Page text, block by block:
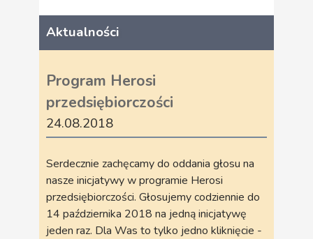
Aktualności
Program Herosi
przedsiębiorczości
24.08.2018
Serdecznie zachęcamy do oddania głosu na
nasze inicjatywy w programie Herosi
przedsiębiorczości. Głosujemy codziennie do
14 października 2018 na jedną inicjatywę
jeden raz. Dla Was to tylko jedno kliknięcie -